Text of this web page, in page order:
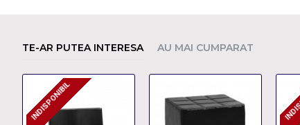
TE-AR PUTEA INTERESA AU MAI CUMPARAT
INDISPONIBIL
INDISPONIBIL